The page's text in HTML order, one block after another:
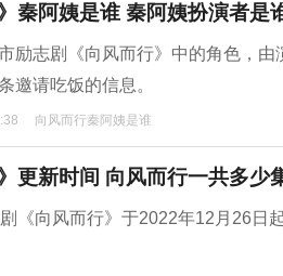
秦阿姨是谁 秦阿姨扮演者是
励志剧《向风而行》中的角色，
邀请吃饭的信息。
向风而行秦阿姨是谁
更新时间 向风而行一共多少
《向风而行》于2022年12月26日